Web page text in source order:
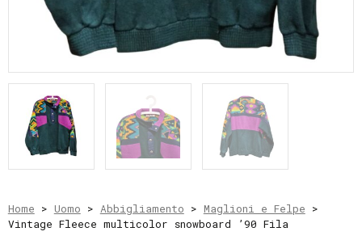
resi
Metodi
pagamento
Privacy
Policy
Il
Home > Uomo > Abbigliamento > Maglioni e Felpe >
Vintage Fleece multicolor snowboard ’90 Fila